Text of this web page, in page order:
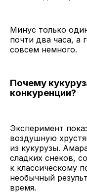
Минус только
почти два часа, а
совсем немного.
Почему
конкуренции?
Эксперимент
воздушную
из кукурузы.
сладких снеков,
к классическому
необычный
время.